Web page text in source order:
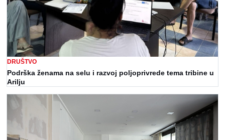
DRUŠTVO
Podrška ženama na selu i razvoj poljoprivrede tema tribine u
Arilju